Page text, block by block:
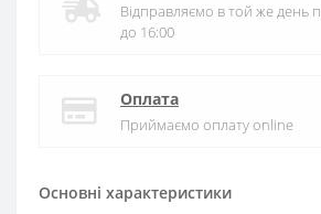
Основні характеристики
Відправляємо в той же день
до 16:00
Оплата
Приймаємо оплату online